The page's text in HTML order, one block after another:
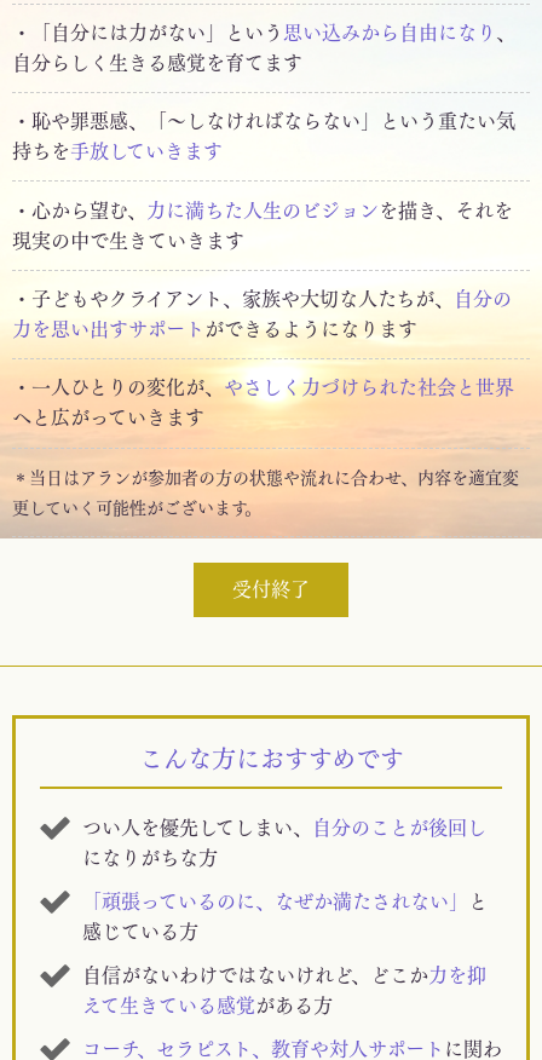
・「自分には力がない」という 思い込みから自由になり
自分らしく生きる感覚を育てます
・恥や罪悪感、「〜しなければならない」という重たい気
持ちを手放していきます
・心から望む、 力に満ちた人生のビジョンを描き、それを
現実の中で生きていきます
・子どもやクライアント、家族や大切な人たちが、
自分の
力を思い出すサポート ができるようになります
・一人ひとりの変化が、やさしく力づけられた社会と世界
へと広がっていきます
＊当日はアランが参加者の方の状態や流れに合わせ、内容を適宜変
更していく可能性がございます。
受付終了
こんな方におすすめです
つい人を優先してしまい、
自分のことが後回し
になりがちな方
「頑張っているのに、なぜか満たされない」
と
感じている方
自信がないわけではないけれど、どこか力を抑
えて生きている感覚がある方
コーチ、セラピスト、教育や対人サポート に関わ